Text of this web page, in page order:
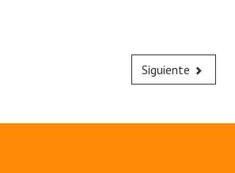
Siguiente